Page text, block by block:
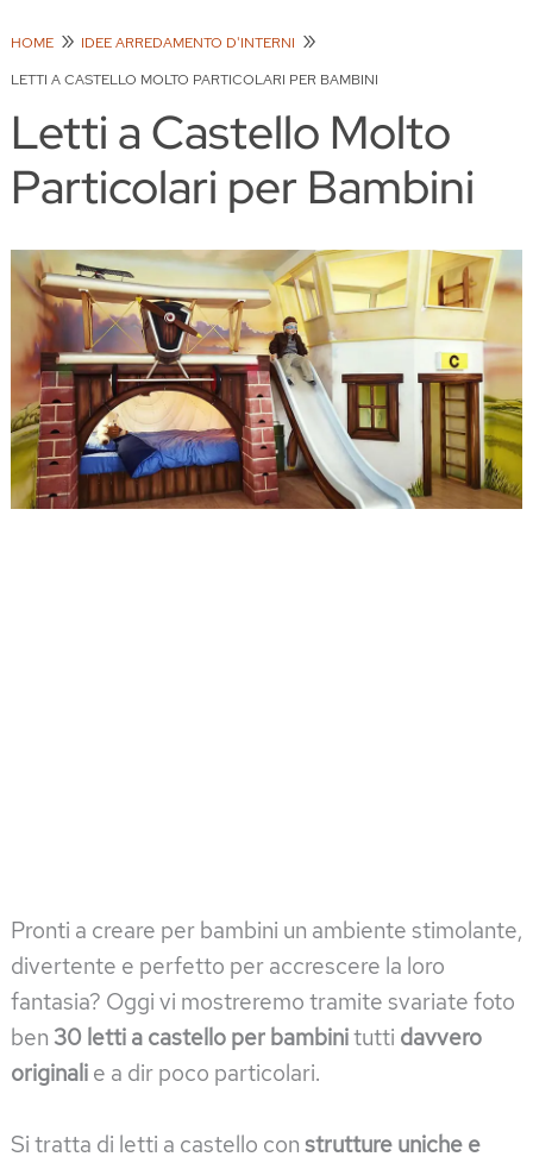
HOME
IDEE ARREDAMENTO D'INTERNI
LETTI A CASTELLO MOLTO PARTICOLARI PER BAMBINI
Letti a Castello Molto
Particolari per Bambini
Pronti a creare per bambini un ambiente stimolante,
divertente e perfetto per accrescere la loro
fantasia? Oggi vi mostreremo tramite svariate foto
ben 30 letti a castello per bambinitutti davvero
originali e a dir poco particolari.
Si tratta di letti a castello con strutture uniche e